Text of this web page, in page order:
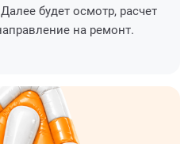
будет осмотр, расчет
на ремонт.